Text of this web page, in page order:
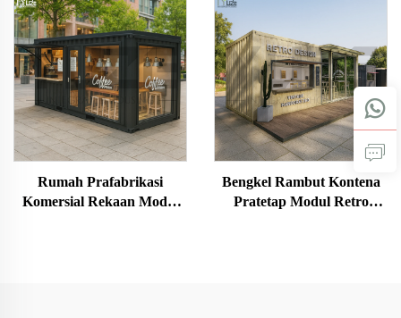
Elegan Untuk Kegunaan
Luar Rumah Hotel Pejabat
Bangunan
Rumah Prafabrikasi
Komersial Rekaan Modul
Bengkel Rambut Kontena
Pratetap Modul Retro